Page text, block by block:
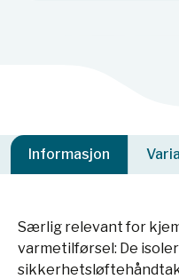
Informasjon
Særlig relevant for
varmetilførsel: De